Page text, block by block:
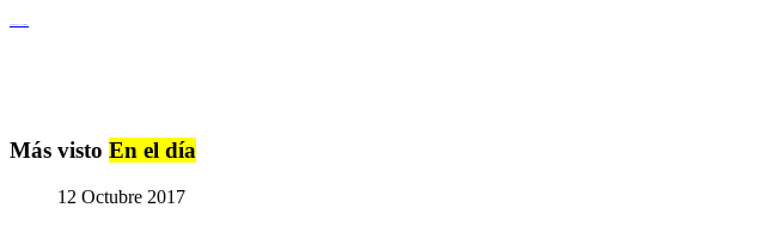
Más visto En el día
12 Octubre 2017